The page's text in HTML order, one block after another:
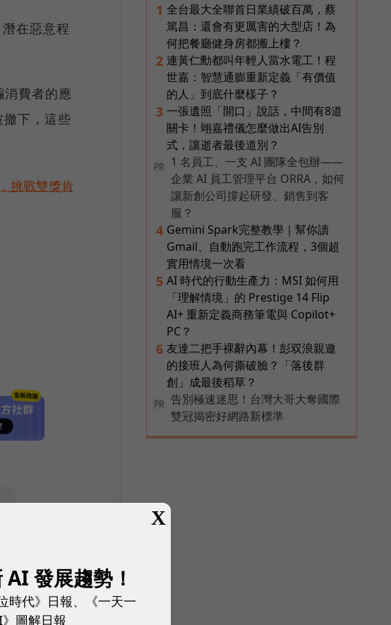
在惡意程
費者的應
下，這些
挑戰雙獎肯
1 全台最大全聯首日業績破百萬，蔡
篤昌：還會有更厲害的大型店！為
何把餐廳健身房都搬上樓？
2 連黃仁勳都叫年輕人當水電工！程
世嘉：智慧通膨重新定義「有價值
的人」到底什麼樣子？
3 一張遺照「開口」說話，中間有8道
關卡！翊嘉禮儀怎麼做出AI告別
式，讓逝者最後道別？
PR
1 名員工、一支 AI 團隊全包辦——
企業 AI 員工管理平台 ORRA，如何
讓新創公司撐起研發、銷售到客
服？
4 Gemini Spark完整教學｜幫你讀
Gmail、自動跑完工作流程，3個超
實用情境一次看
5 AI 時代的行動生產力：MSI 如何用
「理解情境」的 Prestige 14 Flip
AI+ 重新定義商務筆電與 Copilot+
PC？
6 友達二把手裸辭內幕！彭双浪親邀
的接班人為何撕破臉？「落後群
創」成最後稻草？
PR
告別極速迷思！台灣大哥大奪國際
雙冠揭密好網路新標準
X
發展趨勢！
時代》日報、《一天一
圖解日報